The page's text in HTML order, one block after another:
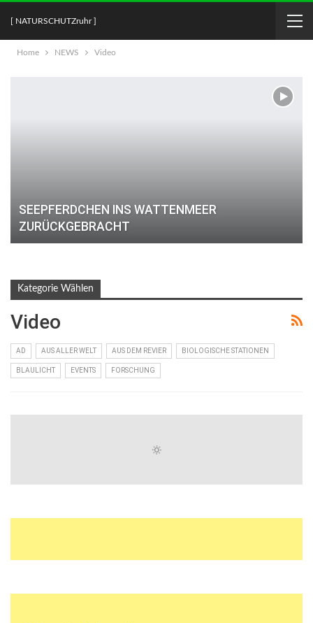
[ NATURSCHUTZruhr ]
Home NEWS Video
SEEPFERDCHEN INS WATTENMEER
ZURÜCKGEBRACHT
Kategorie Wählen
Video
AD AUS ALLER WELT AUS DEM REVIER BIOLOGISCHE STATIONEN
BLAULICHT EVENTS FORSCHUNG